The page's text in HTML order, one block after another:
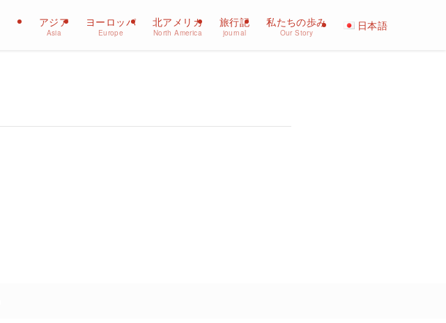
アジア
Asia
ヨーロッパ
Europe
北アメリカ
North America
旅行記
journal
私たちの歩み
Our Story
日本語